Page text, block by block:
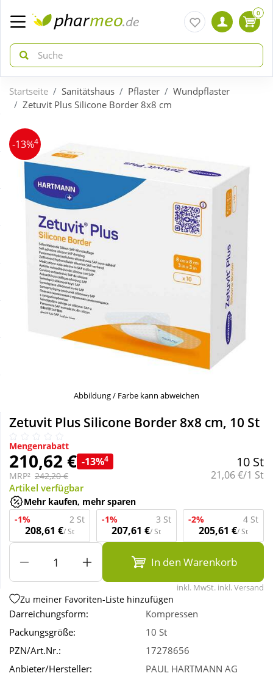
zurück
ÜBERSICHT AKTIONEN
Aktuelle Coupons
Gratis dazu
Neuheiten
Schnäppchen
Täglich gut versorgt
zurück
ÜBERSICHT KATEGORIEN
Arzneimittel
Bio & Genuss
Diabetes
Körperpflege & Kosmetik
Liebe & Erotik
Nahrungsergänzung
Natur & Homöopathie
Sanitätshaus
Sport & Fitness
Tierbedarf
Wellness
0
Startseite Sanitätshaus Pflaster
Wundpflaster
Zetuvit Plus Silicone Border 8x8 cm
-13%4
Abbildung / Farbe kann abweichen
Zetuvit Plus Silicone Border 8x8 cm, 10 St
Mengenrabatt
210,62 € -13%4
MRP² 242,20 €
10 St
Grundpreis:
21,06 €/1 St
Artikel verfügbar
Mehr kaufen, mehr sparen
-1%
2 St
208,61 €/ St
-1% 3 St
207,61 €/ St
-2% 4 St
205,61 €/ St
In den Warenkorb
inkl. MwSt. inkl. Versand
Zu meiner Favoriten-Liste hinzufügen
Darreichungsform:
Kompressen
Packungsgröße:
10 St
PZN/Art.Nr.:
17278656
Anbieter/Hersteller:
PAUL HARTMANN AG